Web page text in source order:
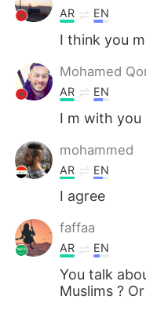
AR EN
I think you
Mohamed
AR EN
I m with you
mohammed
AR EN
I agree
faffaa
AR EN
You talk
Muslims ?